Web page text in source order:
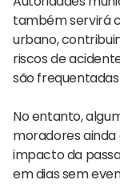
também servirá
urbano,
riscos de
são
No entanto,
moradores ainda
impacto da
em dias sem